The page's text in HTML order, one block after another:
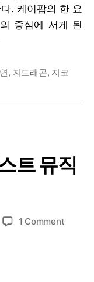
대
‘케
이
국
순
–
. 케이팝의 한 요
중심에 서게 된
, 지드래곤, 지코
트 뮤직
1 Commenton